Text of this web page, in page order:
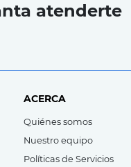
atenderte
ACERCA
Quiénes somos
Nuestro equipo
Políticas de Servicios